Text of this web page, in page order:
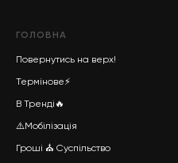
ГОЛОВНА
Повернутись на верх!
Термінове⚡
В Тренді 🔥
⚠️Мобілізація
Гроші ⛪ Суспільство